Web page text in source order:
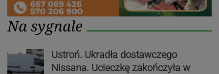
Na sygnale
Ustroń. Ukradła dostawczego
Nissana. Ucieczkę zakończyła w